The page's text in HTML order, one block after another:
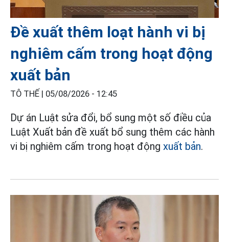
Đề xuất thêm loạt hành vi bị
nghiêm cấm trong hoạt động
xuất bản
TÔ THẾ | 05/08/2026 - 12:45
Dự án Luật sửa đổi, bổ sung một số điều của
Luật Xuất bản đề xuất bổ sung thêm các hành
vi bị nghiêm cấm trong hoạt động xuất bản.